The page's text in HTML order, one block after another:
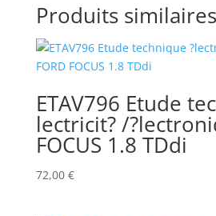
Produits similaires
ETAV796 Etude
lectricit? /
FOCUS 1.8 TDdi
72,00 €